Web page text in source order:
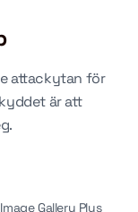
attackytan för
är att
Gallery Plus